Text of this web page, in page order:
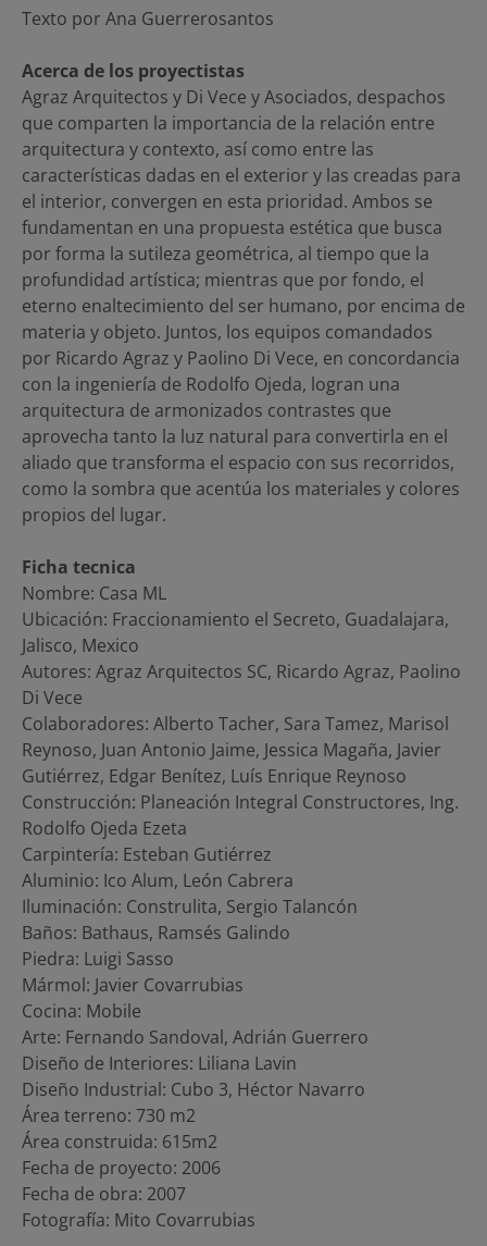
Texto por Ana Guerrerosantos
Acerca de los proyectistas
Agraz Arquitectos y Di Vece y Asociados, despachos
que comparten la importancia de la relación entre
arquitectura y contexto, así como entre las
características dadas en el exterior y las creadas para
el interior, convergen en esta prioridad. Ambos se
fundamentan en una propuesta estética que busca
por forma la sutileza geométrica, al tiempo que la
profundidad artística; mientras que por fondo, el
eterno enaltecimiento del ser humano, por encima de
materia y objeto. Juntos, los equipos comandados
por Ricardo Agraz y Paolino Di Vece, en concordancia
con la ingeniería de Rodolfo Ojeda, logran una
arquitectura de armonizados contrastes que
aprovecha tanto la luz natural para convertirla en el
aliado que transforma el espacio con sus recorridos,
como la sombra que acentúa los materiales y colores
propios del lugar.
Ficha tecnica
Nombre: Casa ML
Ubicación: Fraccionamiento el Secreto, Guadalajara,
Jalisco, Mexico
Autores: Agraz Arquitectos SC, Ricardo Agraz, Paolino
Di Vece
Colaboradores: Alberto Tacher, Sara Tamez, Marisol
Reynoso, Juan Antonio Jaime, Jessica Magaña, Javier
Gutiérrez, Edgar Benítez, Luís Enrique Reynoso
Construcción: Planeación Integral Constructores, Ing.
Rodolfo Ojeda Ezeta
Carpintería: Esteban Gutiérrez
Aluminio: Ico Alum, León Cabrera
Iluminación: Construlita, Sergio Talancón
Baños: Bathaus, Ramsés Galindo
Piedra: Luigi Sasso
Mármol: Javier Covarrubias
Cocina: Mobile
Arte: Fernando Sandoval, Adrián Guerrero
Diseño de Interiores: Liliana Lavin
Diseño Industrial: Cubo 3, Héctor Navarro
Área terreno: 730 m2
Área construida: 615m2
Fecha de proyecto: 2006
Fecha de obra: 2007
Fotografía: Mito Covarrubias